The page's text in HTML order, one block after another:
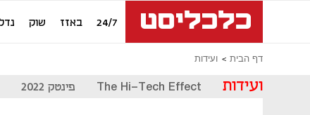
24/7 באזז שוק
דף הבית ועידות
ועידות The Hi-Tech Effect פינטק 2022